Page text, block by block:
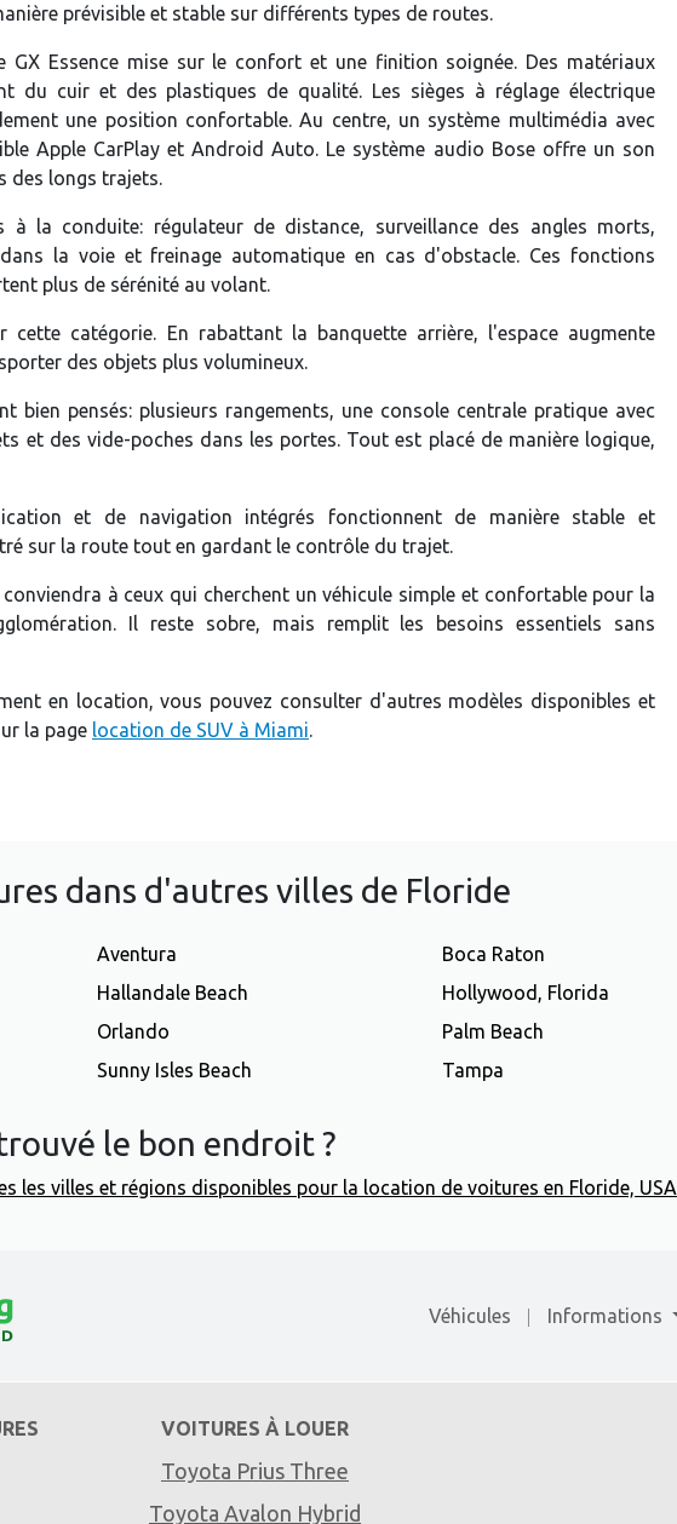
prévisible et stable sur différents types de routes.
GX Essence mise sur le confort et une finition soignée. Des matériaux
du cuir et des plastiques de qualité. Les sièges à réglage électrique
une position confortable. Au centre, un système multimédia avec
Apple CarPlay et Android Auto. Le système audio Bose offre un son
des longs trajets.
à la conduite: régulateur de distance, surveillance des angles morts,
la voie et freinage automatique en cas d'obstacle. Ces fonctions
plus de sérénité au volant.
cette catégorie. En rabattant la banquette arrière, l'espace augmente
des objets plus volumineux.
bien pensés: plusieurs rangements, une console centrale pratique avec
et des vide-poches dans les portes. Tout est placé de manière logique,
et de navigation intégrés fonctionnent de manière stable et
sur la route tout en gardant le contrôle du trajet.
conviendra à ceux qui cherchent un véhicule simple et confortable pour la
Il reste sobre, mais remplit les besoins essentiels sans
en location, vous pouvez consulter d'autres modèles disponibles et
la page location de SUV à Miami
dans d'autres villes de Floride
Aventura Boca Raton
Hallandale Beach Hollywood, Florida
Orlando Palm Beach
Sunny Isles Beach Tampa
le bon endroit ?
les villes et régions disponibles pour la location de voitures en Floride, USA
Véhicules Informations
VOITURES À LOUER
Toyota Prius Three
Toyota Avalon Hybrid